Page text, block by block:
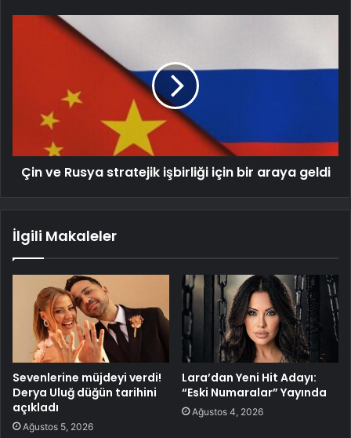
Çin ve Rusya stratejik işbirliği için bir araya geldi
İlgili Makaleler
Sevenlerine müjdeyi verdi!
Derya Uluğ düğün tarihini
açıkladı
Ağustos 5, 2026
Lara’dan Yeni Hit Adayı:
“Eski Numaralar” Yayında
Ağustos 4, 2026